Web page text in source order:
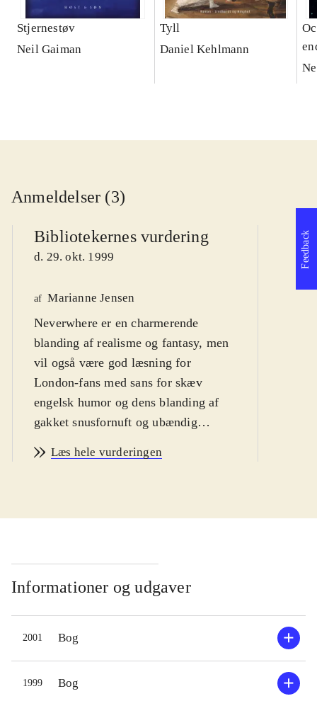
Stjernestøv
Neil Gaiman
Tyll
Daniel Kehlmann
Anmeldelser (3)
Bibliotekernes vurdering
d. 29. okt. 1999
af Marianne Jensen
Neverwhere er en charmerende
blanding af realisme og fantasy, men
vil også være god læsning for
London-fans med sans for skæv
engelsk humor og dens blanding af
gakket snusfornuft og ubændig
spændende roman med elementer fra
sig i London og nedenunder byen,
til alle dem, der er faldet gennem
sprækkerne fra virkeligheden. Det er
en underverden udenfor tid og rum,
befolket af et herligt galleri af
skurke, riddere, uhyrer, engle, rotter,
munke  og antihelten Richard
Mayhew, en ung, succesrig
Læs hele vurderingen
Informationer og udgaver
2001 Bog
1999 Bog
Feedback